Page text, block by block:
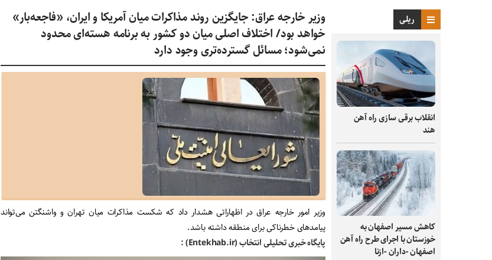
ریلی
انقلاب برقی‌ سازی راه‌ آهن
هند
کاهش مسیر اصفهان به
خوزستان با اجرای طرح راه آهن
اصفهان -داران -ازنا
وزیر خارجه عراق: جایگزین روند مذاکرات میان آمریکا و ایران، «فاجعه‌بار»
خواهد بود/ اختلاف اصلی میان دو کشور به برنامه هسته‌ای محدود
نمی‌شود؛ مسائل گسترده‌تری وجود دارد
وزیر امور خارجه عراق در اظهاراتی هشدار داد که شکست مذاکرات میان تهران و واشنگتن می‌تواند
پیامدهای خطرناکی برای منطقه داشته باشد.
پایگاه خبری تحلیلی انتخاب (Entekhab.ir) :